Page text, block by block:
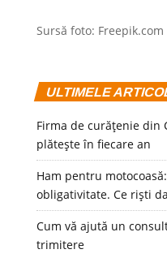
Sursă foto: Freepik.com
ULTIMELE
Firma de curățenie din
plătește în fiecare an
Ham pentru
obligativitate. Ce riști
Cum vă ajută un
trimitere